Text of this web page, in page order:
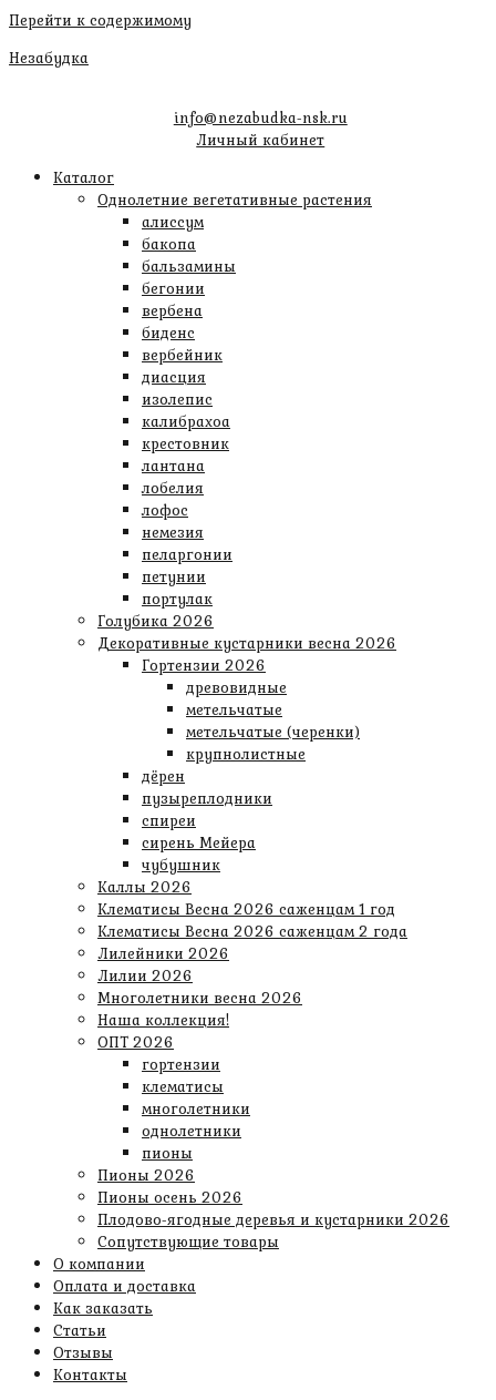
Перейти к содержимому
Незабудка
info@nezabudka-nsk.ru
Личный кабинет
Каталог
Однолетние вегетативные растения
алиссум
бакопа
бальзамины
бегонии
вербена
биденс
вербейник
диасция
изолепис
калибрахоа
крестовник
лантана
лобелия
лофос
немезия
пеларгонии
петунии
портулак
Голубика 2026
Декоративные кустарники весна 2026
Гортензии 2026
древовидные
метельчатые
метельчатые (черенки)
крупнолистные
дёрен
пузыреплодники
спиреи
сирень Мейера
чубушник
Каллы 2026
Клематисы Весна 2026 саженцам 1 год
Клематисы Весна 2026 саженцам 2 года
Лилейники 2026
Лилии 2026
Многолетники весна 2026
Наша коллекция!
ОПТ 2026
гортензии
клематисы
многолетники
однолетники
пионы
Пионы 2026
Пионы осень 2026
Плодово-ягодные деревья и кустарники 2026
Сопутствующие товары
О компании
Оплата и доставка
Как заказать
Статьи
Отзывы
Контакты